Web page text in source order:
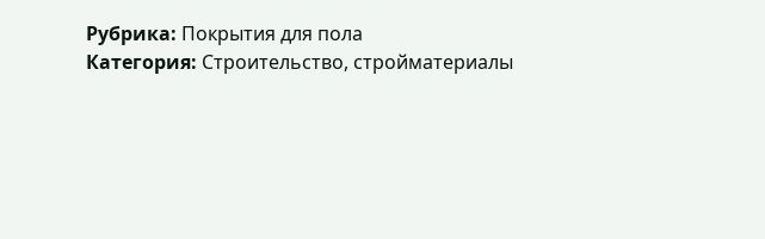
Рубрика: Покрытия для пола
Категория: Строительство, стройматериалы